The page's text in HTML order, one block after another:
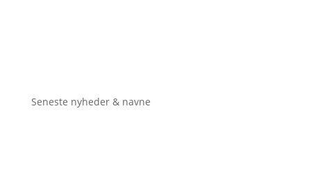
Seneste nyheder & navne